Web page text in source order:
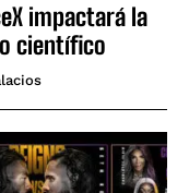
impactará la
científico